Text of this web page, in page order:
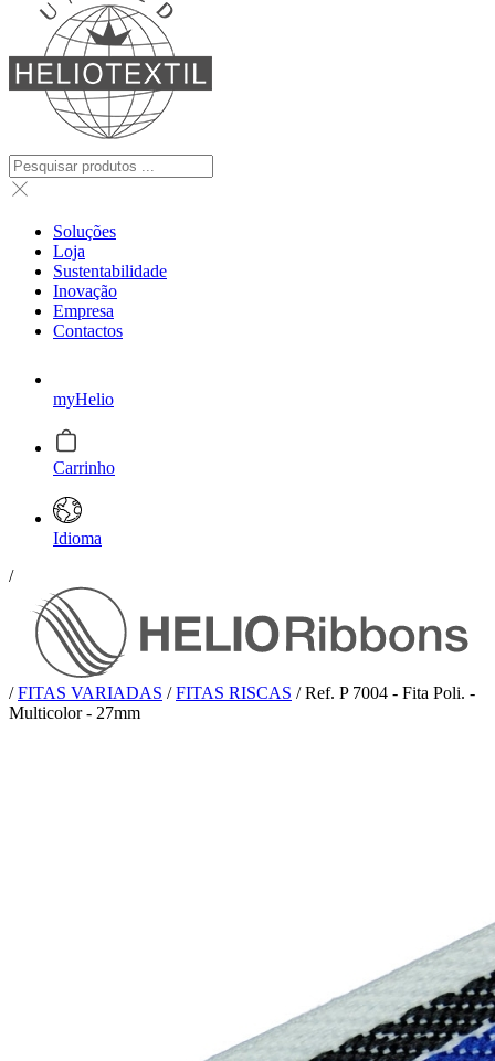
Soluções
Loja
Sustentabilidade
Inovação
Empresa
Contactos
myHelio
Carrinho
Idioma
/
/ FITAS VARIADAS / FITAS RISCAS / Ref. P 7004 - Fita Poli. -
Multicolor - 27mm